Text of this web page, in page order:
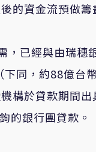
的資金流預做籌
，已經與由瑞穗
同，約88億台
構於貸款期間
的銀行團貸款。